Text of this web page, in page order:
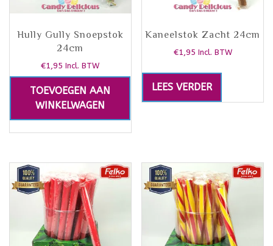
Hully Gully Snoepstok
24cm
€1,95 Incl. BTW
TOEVOEGEN AAN
WINKELWAGEN
Kaneelstok Zacht 24cm
€1,95 Incl. BTW
LEES VERDER